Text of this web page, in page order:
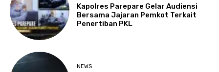
Kapolres Parepare Gelar Audiensi
Bersama Jajaran Pemkot Terkait
Penertiban PKL
NEWS